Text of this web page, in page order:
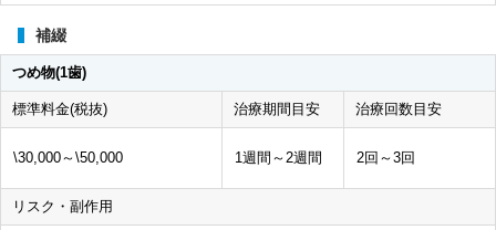
補綴
つめ物(1歯)
標準料金(税抜) 治療期間目安 治療回数目安
\30,000～\50,000 1週間～2週間 2回～3回
リスク・副作用